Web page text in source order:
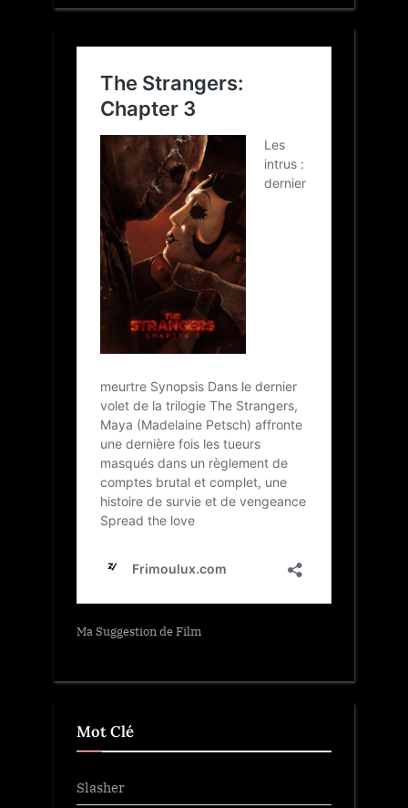
Ma Suggestion de Film
Mot Clé
Slasher